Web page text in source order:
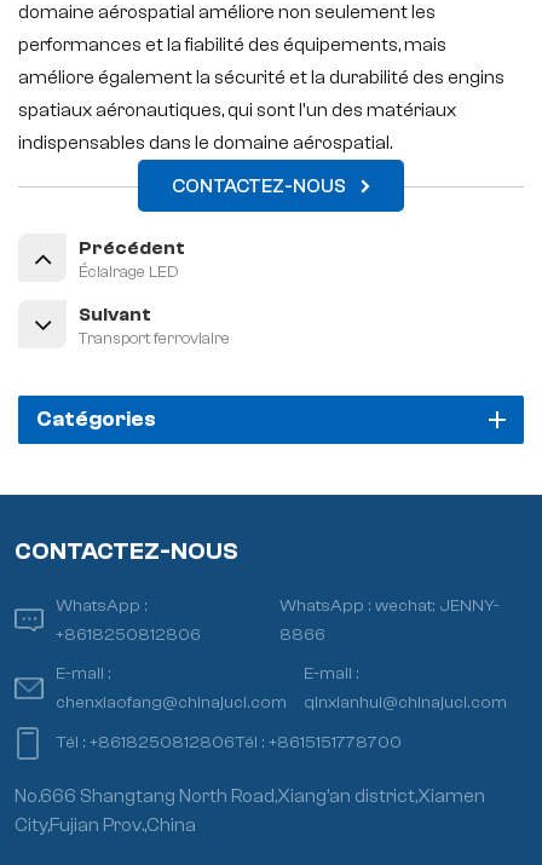
domaine aérospatial améliore non seulement les
performances et la fiabilité des équipements, mais
améliore également la sécurité et la durabilité des engins
spatiaux aéronautiques, qui sont l'un des matériaux
indispensables dans le domaine aérospatial.
CONTACTEZ-NOUS
Précédent
Éclairage LED
Suivant
Transport ferroviaire
Catégories
CONTACTEZ-NOUS
WhatsApp :
+8618250812806
WhatsApp :wechat: JENNY-
8866
E-mail :
chenxiaofang@chinajuci.com
E-mail :
qinxianhui@chinajuci.com
Tél :+8618250812806Tél :+8615151778700
No.666 Shangtang North Road,Xiang’an district,Xiamen
City,Fujian Prov.,China